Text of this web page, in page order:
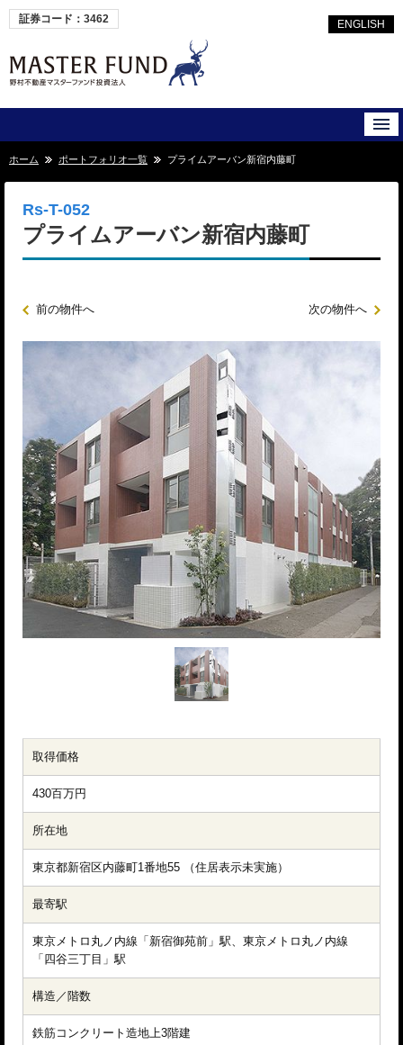
証券コード：3462 ENGLISH
ホーム ポートフォリオ一覧 プライムアーバン新宿内藤町
Rs-T-052
プライムアーバン新宿内藤町
前の物件へ 次の物件へ
取得価格
430百万円
所在地
東京都新宿区内藤町1番地55 （住居表示未実施）
最寄駅
東京メトロ丸ノ内線「新宿御苑前」駅、東京メトロ丸ノ内線
「四谷三丁目」駅
構造／階数
鉄筋コンクリート造地上3階建